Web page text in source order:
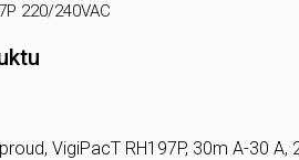
220/240VAC
VigiPacT RH197P, 30m A-30